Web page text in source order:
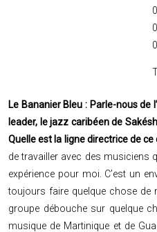
Le Bananier Bleu : Parle-nous
leader, le jazz caribéen de
Quelle est la ligne directrice de ce
de travailler avec des musiciens
expérience pour moi. C’est un
toujours faire quelque chose de
groupe débouche sur quelque
musique de Martinique et de